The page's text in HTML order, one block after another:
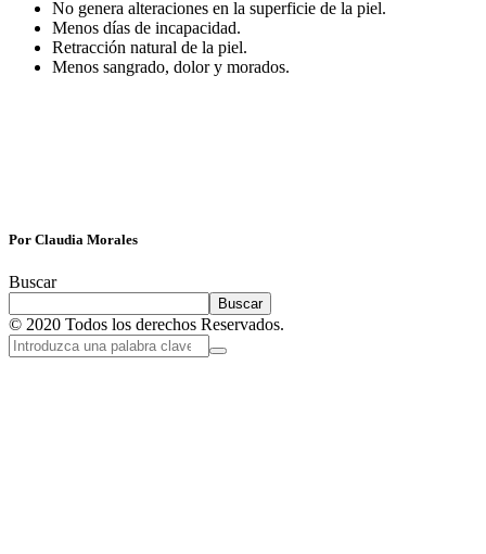
No genera alteraciones en la superficie de la piel.
Menos días de incapacidad.
Retracción natural de la piel.
Menos sangrado, dolor y morados.
Por Claudia Morales
Buscar
Buscar
© 2020 Todos los derechos Reservados.